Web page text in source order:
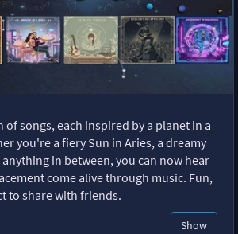
songs, each inspired by a planet in a
you're a fiery Sun in Aries, a dreamy
in between, you can now hear
come alive through music. Fun,
to share with friends.
Show